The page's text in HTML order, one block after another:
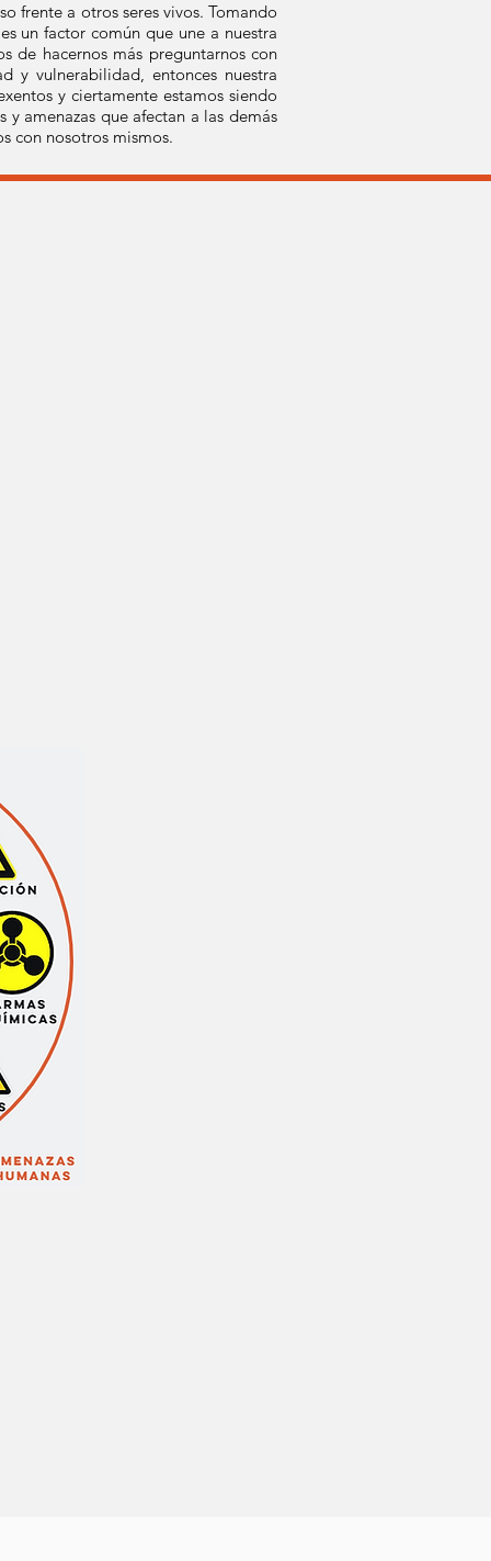
frente a otros seres vivos. Tomando
un factor común que une a nuestra
de hacernos más preguntarnos con
y vulnerabilidad, entonces nuestra
y ciertamente estamos siendo
amenazas que afectan a las demás
con nosotros mismos.